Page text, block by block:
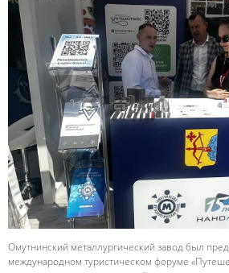
Омутнинский металлургический завод был
международном туристическом форуме